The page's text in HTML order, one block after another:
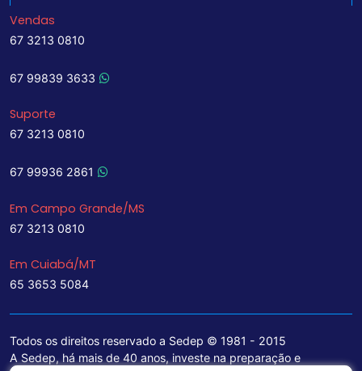
Vendas
67 3213 0810
67 99839 3633
Suporte
67 3213 0810
67 99936 2861
Em Campo Grande/MS
67 3213 0810
Em Cuiabá/MT
65 3653 5084
Todos os direitos reservado a Sedep © 1981 - 2015
A Sedep, há mais de 40 anos, investe na preparação e